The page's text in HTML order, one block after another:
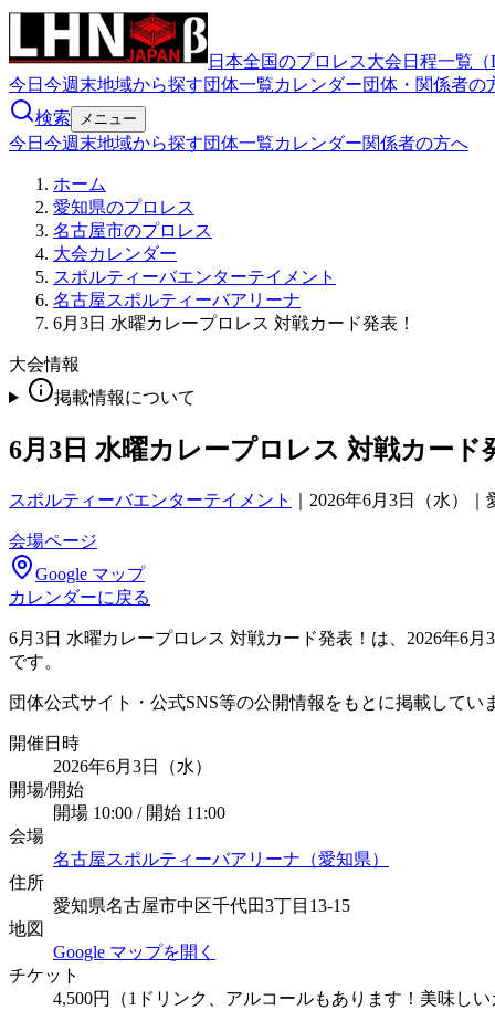
日本全国のプロレス大会日程一覧（
今日 今週末地域から探す団体一覧カレンダー団体・関係者の
検索
メニュー
今日 今週末地域から探す団体一覧カレンダー関係者の方へ
ホーム
愛知県のプロレス
名古屋市のプロレス
大会カレンダー
スポルティーバエンターテイメント
名古屋スポルティーバアリーナ
6月3日 水曜カレープロレス 対戦カード発表！
大会情報
掲載情報について
6月3日 水曜カレープロレス 対戦カード
スポルティーバエンターテイメント 2026年6月3日（水）
会場ページ
Google マップ
カレンダーに戻る
6月3日 水曜カレープロレス 対戦カード発表！は、2026年6
です。
団体公式サイト・公式SNS等の公開情報をもとに掲載してい
開催日時
2026年6月3日（水）
開場/開始
開場 10:00 / 開始 11:00
会場
名古屋スポルティーバアリーナ（愛知県）
住所
愛知県名古屋市中区千代田3丁目13-15
地図
Google マップを開く
チケット
4,500円（1ドリンク、アルコールもあります！美味しい